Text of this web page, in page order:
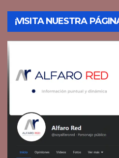
¡VISITA NUESTRA